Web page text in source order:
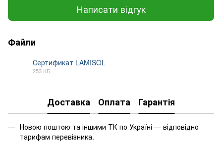
Написати відгук
Файли
Сертификат LAMISOL
253 КБ
Доставка Оплата Гарантія
Новою поштою та іншими ТК по Україні — відповідно
тарифам перевізника.